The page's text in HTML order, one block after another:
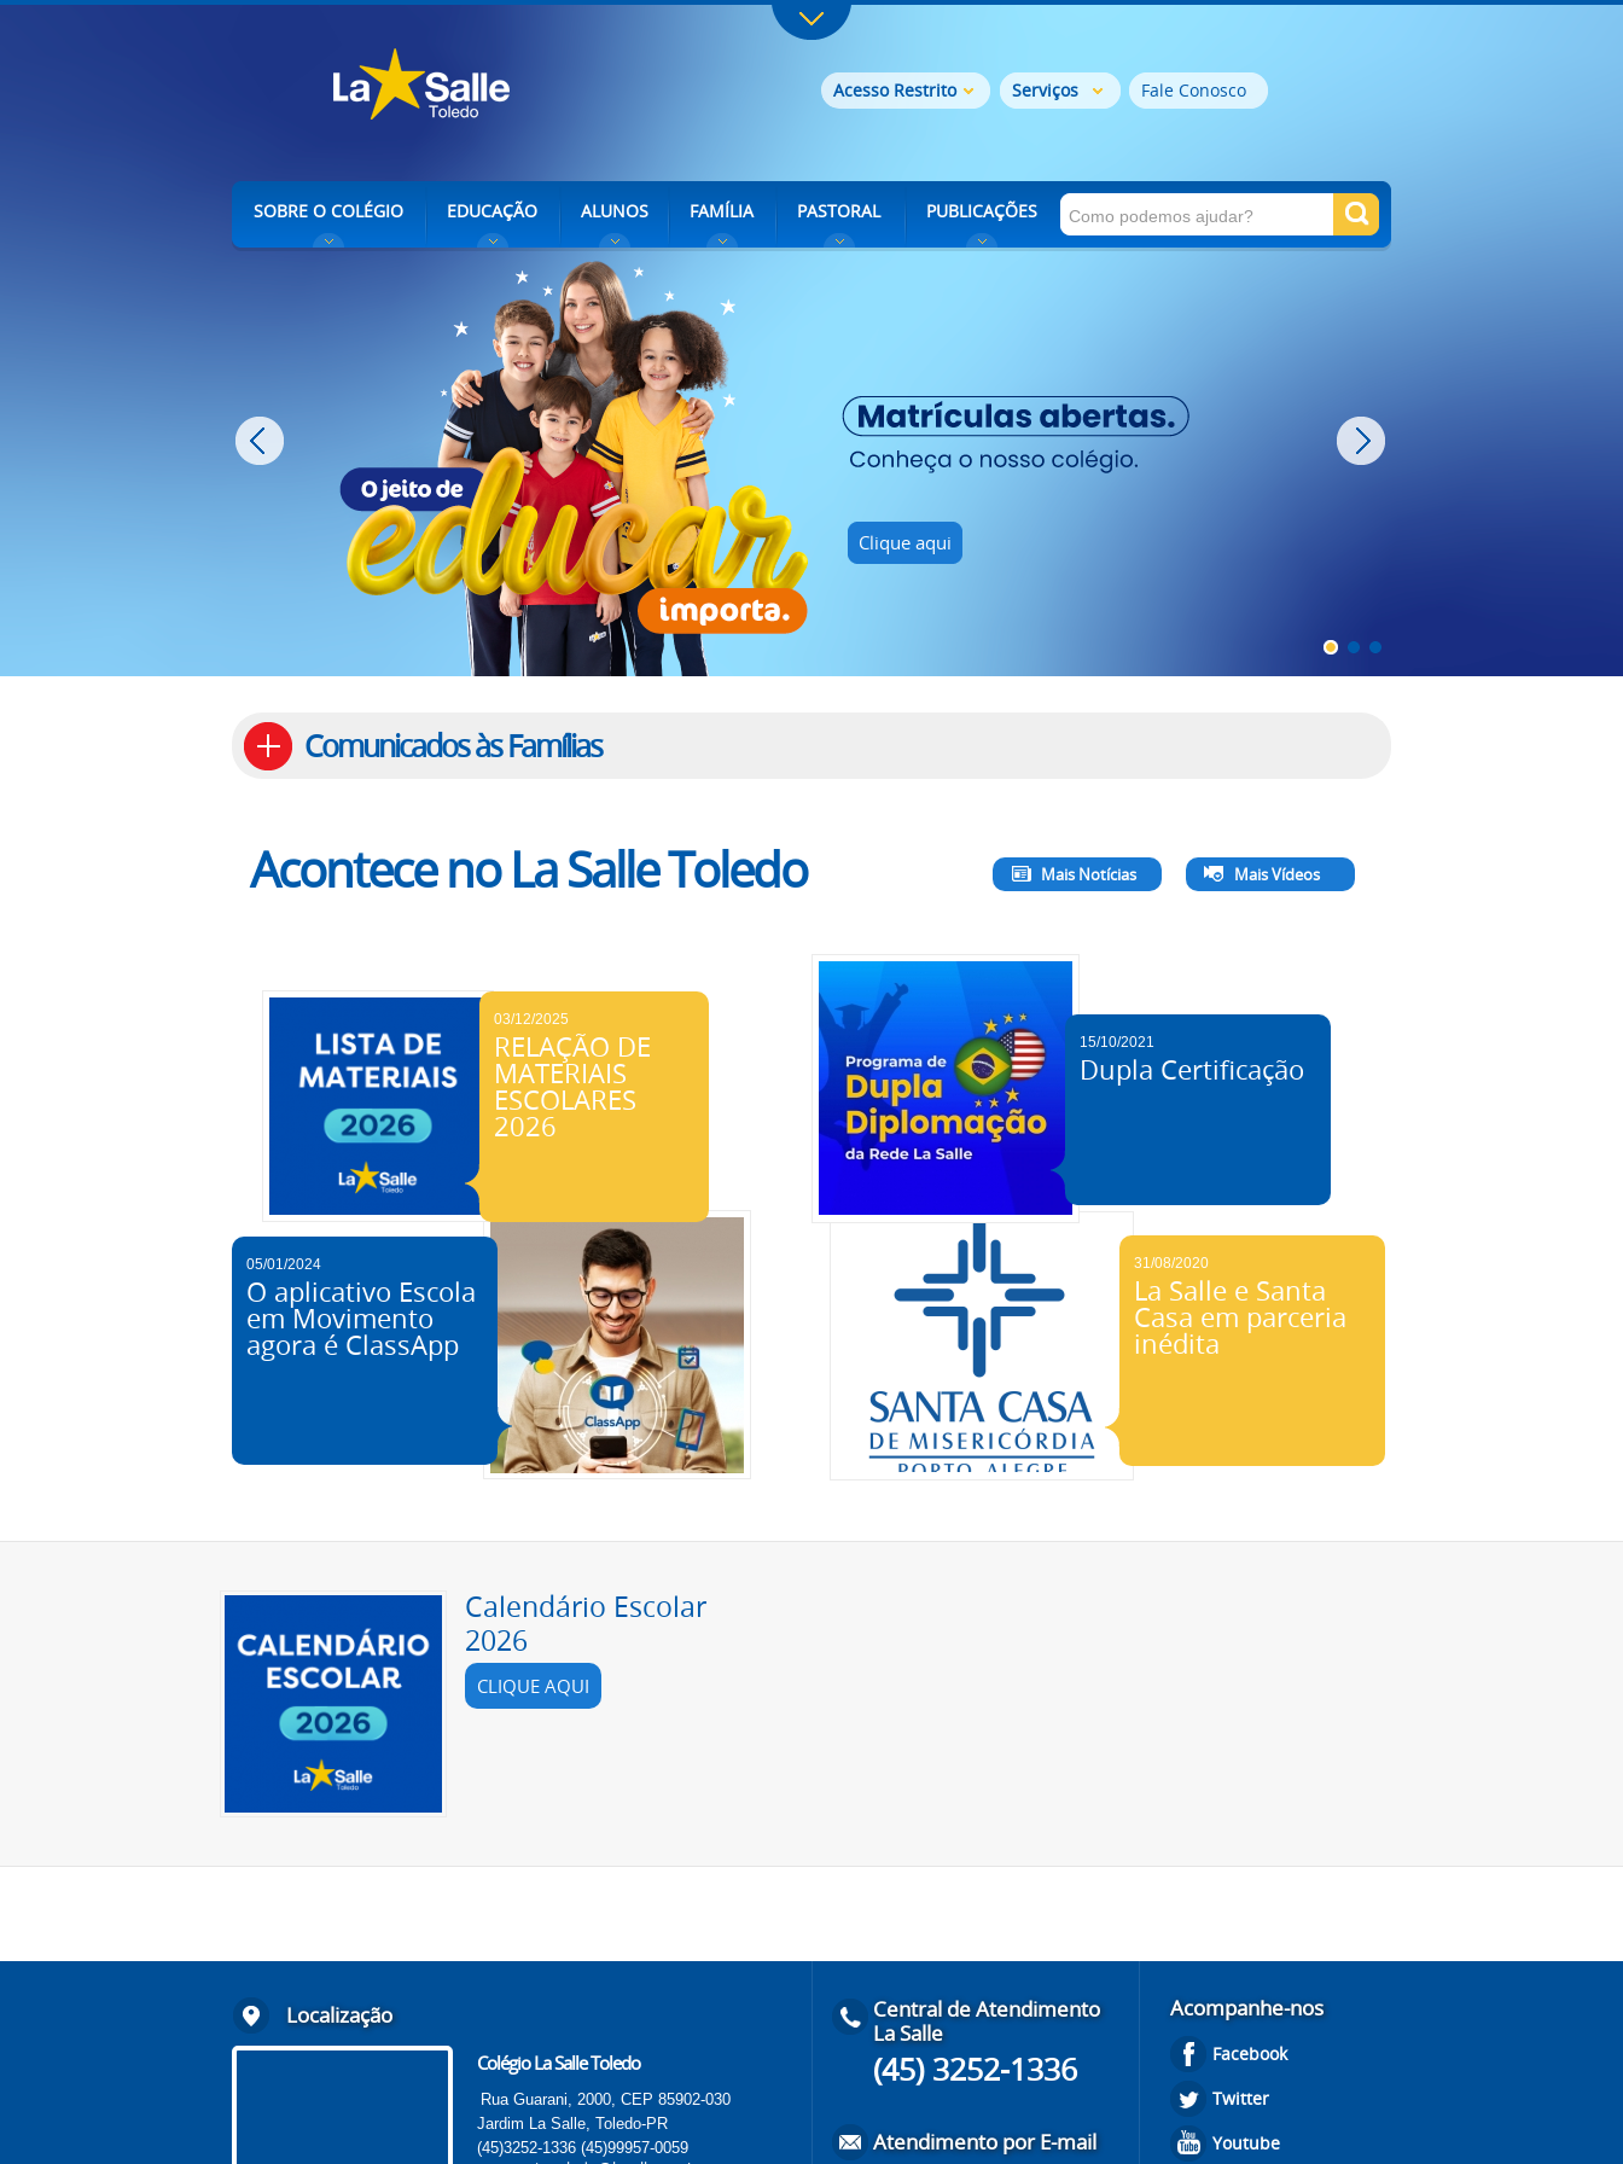
Acesso Restrito Serviços Fale Conosco
SOBRE O COLÉGIO EDUCAÇÃO ALUNOS FAMÍLIA PASTORAL PUBLICAÇÕES
Clique aqui
Comunicados às Famílias
Acontece no La Salle Toledo Mais Notícias Mais Vídeos
03/12/2025
RELAÇÃO DE
MATERIAIS
ESCOLARES
2026
05/01/2024
O aplicativo Escola
em Movimento
agora é ClassApp
15/10/2021
Dupla Certificação
31/08/2020
La Salle e Santa
Casa em parceria
inédita
Calendário Escolar
2026
CLIQUE AQUI
Localização
Colégio La Salle Toledo
Rua Guarani, 2000, CEP 85902-030
Jardim La Salle, Toledo-PR
(45)3252-1336 (45)99957-0059
Central de Atendimento
La Salle
(45) 3252-1336
Atendimento por E-mail
Acompanhe-nos
Facebook
Twitter
Youtube